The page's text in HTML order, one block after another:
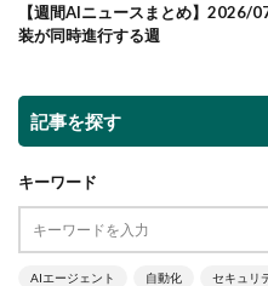
【週間AIニュースまとめ】
装が同時進行する週
記事を探す
キーワード
AIエージェント 自動化 セキュリ